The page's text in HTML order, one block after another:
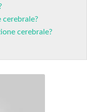
cerebrale?
cerebrale?